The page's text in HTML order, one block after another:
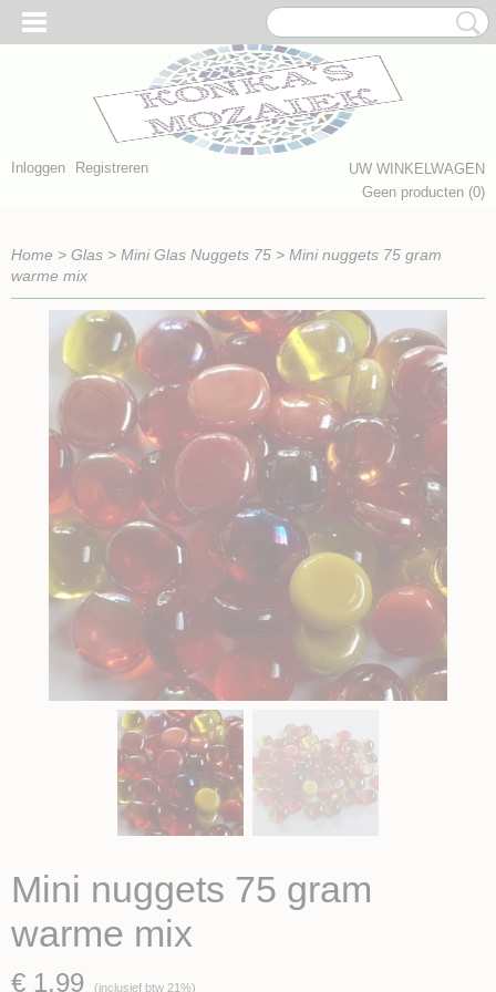
Inloggen Registreren
UW WINKELWAGEN
Geen producten (0)
Home > Glas > Mini Glas Nuggets 75 > Mini nuggets 75 gram
warme mix
Mini nuggets 75 gram
warme mix
€ 1,99 (inclusief btw 21%)